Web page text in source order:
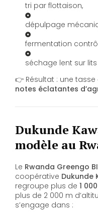
tri par flottaison,
dépulpage
fermentation
séchage lent sur
👉 Résultat : une
notes éclatantes
Dukunde
modèle au
Le Rwanda Greengo
coopérative Dukunde
regroupe plus de 1
plus de 2 000 m
s’engage dans :